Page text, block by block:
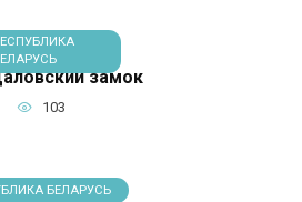
замок
103
БЕЛАРУСЬ